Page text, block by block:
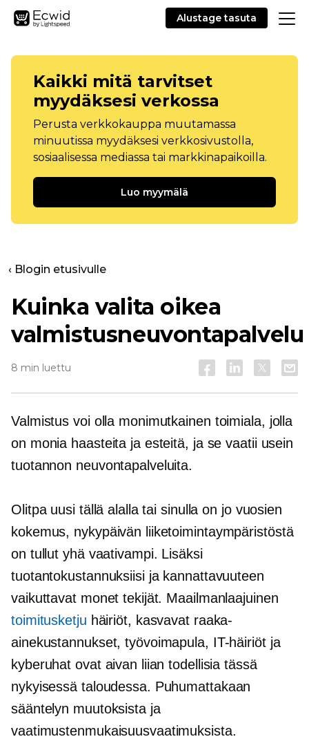
Alustage tasuta
Kaikki mitä tarvitset
myydäksesi verkossa
Perusta verkkokauppa muutamassa
minuutissa myydäksesi verkkosivustolla,
sosiaalisessa mediassa tai markkinapaikoilla.
Luo myymälä
‹ Blogin etusivulle
Kuinka valita oikea
valmistusneuvontapalvelu
8 min luettu
Valmistus voi olla monimutkainen toimiala, jolla
on monia haasteita ja esteitä, ja se vaatii usein
tuotannon neuvontapalveluita.
Olitpa uusi tällä alalla tai sinulla on jo vuosien
kokemus, nykypäivän liiketoimintaympäristöstä
on tullut yhä vaativampi. Lisäksi
tuotantokustannuksiisi ja kannattavuuteen
vaikuttavat monet tekijät. Maailmanlaajuinen
toimitusketju häiriöt, kasvavat raaka-
ainekustannukset, työvoimapula, IT-häiriöt ja
kyberuhat ovat aivan liian todellisia tässä
nykyisessä taloudessa. Puhumattakaan
sääntelyn muutoksista ja
vaatimustenmukaisuusvaatimuksista.